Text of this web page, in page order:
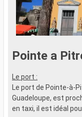
Pointe a
Le port :
Le port de Pointe-à-
Guadeloupe, est
en taxi, il est idéal